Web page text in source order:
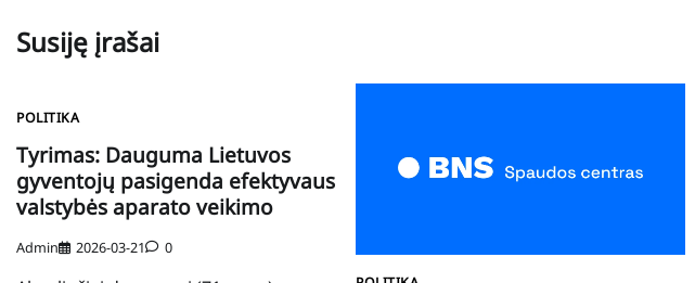
įrašų
Susiję įrašai
POLITIKA
Tyrimas: Dauguma Lietuvos
gyventojų pasigenda efektyvaus
valstybės aparato veikimo
Admin 2026-03-21 0